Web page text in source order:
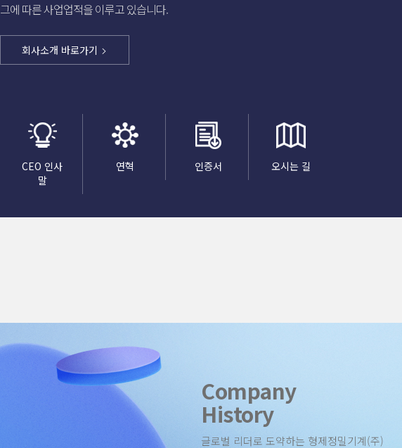
그에 따른 사업업적을 이루고 있습니다.
회사소개 바로가기
CEO 인사
말
연혁 인증서 오시는 길
Company
History
글로벌 리더로 도약하는 형제정밀기계(주)